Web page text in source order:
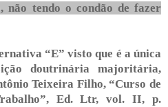
tendo o condão de fazer
“E” visto que é a única
doutrinária majoritária,
Teixeira Filho, “Curso de
Ed. Ltr, vol. II, p.